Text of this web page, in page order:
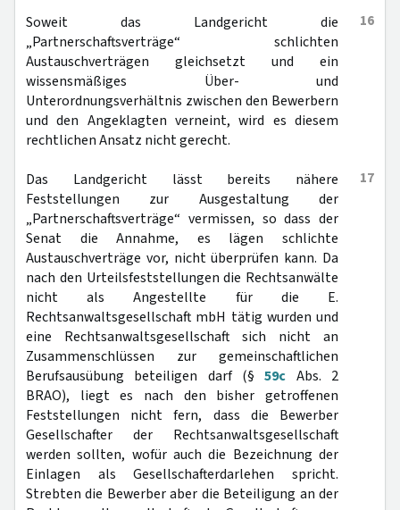
16
Soweit das Landgericht die
„Partnerschaftsverträge“ schlichten
Austauschverträgen gleichsetzt und ein
wissensmäßiges Über- und
Unterordnungsverhältnis zwischen den Bewerbern
und den Angeklagten verneint, wird es diesem
rechtlichen Ansatz nicht gerecht.
17
Das Landgericht lässt bereits nähere
Feststellungen zur Ausgestaltung der
„Partnerschaftsverträge“ vermissen, so dass der
Senat die Annahme, es lägen schlichte
Austauschverträge vor, nicht überprüfen kann. Da
nach den Urteilsfeststellungen die Rechtsanwälte
nicht als Angestellte für die E.
Rechtsanwaltsgesellschaft mbH tätig wurden und
eine Rechtsanwaltsgesellschaft sich nicht an
Zusammenschlüssen zur gemeinschaftlichen
Berufsausübung beteiligen darf (§59c Abs. 2
BRAO), liegt es nach den bisher getroffenen
Feststellungen nicht fern, dass die Bewerber
Gesellschafter der Rechtsanwaltsgesellschaft
werden sollten, wofür auch die Bezeichnung der
Einlagen als Gesellschafterdarlehen spricht.
Strebten die Bewerber aber die Beteiligung an der